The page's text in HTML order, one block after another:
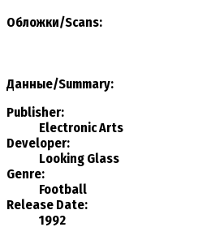
Обложки/Scans:
Данные/Summary:
Publisher:
Electronic Arts
Developer:
Looking Glass
Genre:
Football
Release Date:
1992